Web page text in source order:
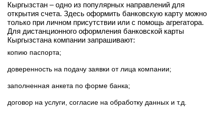
Кыргызстан – одно из популярных направлений для
открытия счета. Здесь оформить банковскую карту можно
только при личном присутствии или с помощь агрегатора.
Для дистанционного оформления банковской карты
Кыргызстана компании запрашивают:
копию паспорта;
доверенность на подачу заявки от лица компании;
заполненная анкета по форме банка;
договор на услуги, согласие на обработку данных и т.д.